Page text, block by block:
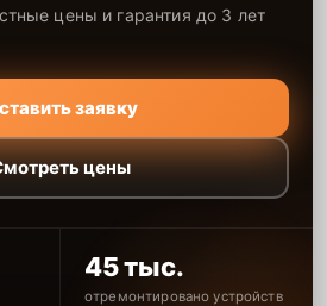
цены и гарантия до 3 лет
заявку
цены
45 тыс.
отремонтировано устройств